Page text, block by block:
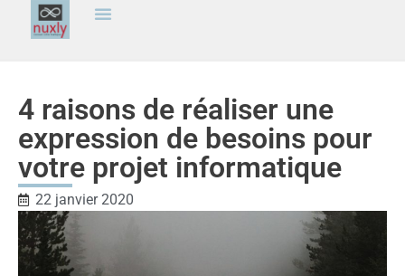
4 raisons de réaliser une
expression de besoins pour
votre projet informatique
22 janvier 2020